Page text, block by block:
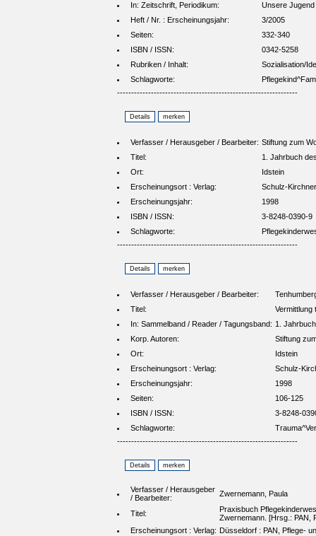
In: Zeitschrift, Periodikum:
Unsere Jugend
Heft / Nr. : Erscheinungsjahr:
3/2005
Seiten:
332-340
ISBN / ISSN:
0342-5258
Rubriken / Inhalt:
Sozialisation/
Schlagworte:
----------------------------------------------------------------
Verfasser / Herausgeber / Bearbeiter: Stiftung zum
Titel:
1. Jahrbuch
Ort:
Idstein
Erscheinungsort : Verlag:
Schulz-Kirchner
Erscheinungsjahr:
1998
ISBN / ISSN:
3-8248-0390-9
Schlagworte:
----------------------------------------------------------------
Verfasser / Herausgeber / Bearbeiter:
Titel:
Vermittlung
In: Sammelband / Reader / Tagungsband: 1.
Korp. Autoren:
Stiftung
Ort:
Idstein
Erscheinungsort : Verlag:
Schulz-
Erscheinungsjahr:
1998
Seiten:
106-125
ISBN / ISSN:
3-8248-
Schlagworte:
----------------------------------------------------------------
Verfasser / Herausgeber
/ Bearbeiter:
Zwernemann, Paula
Titel:
Praxisbuch
Zwernemann. [Hrsg.: PAN,
Erscheinungsort : Verlag: Düsseldorf : PAN, Pflege-